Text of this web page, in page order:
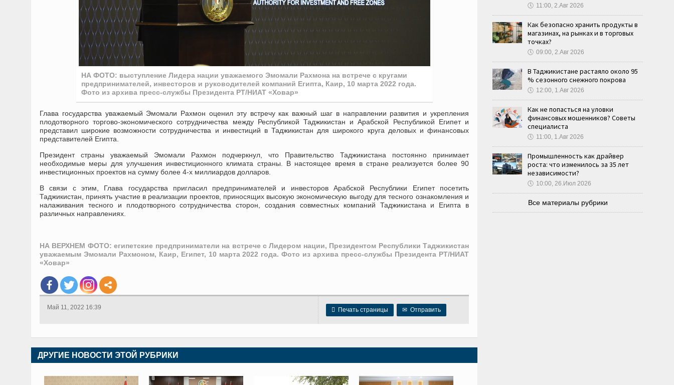
НА ФОТО: выступление Лидера нации уважаемого Эмомали Рахмона на встрече с кругами
предпринимателей, инвесторов и руководителей компаний Египта, Каир, 10 марта 2022 года.
Фото из архива пресс-службы Президента РТ/НИАТ «Ховар»
Глава государства уважаемый Эмомали Рахмон оценил эту встречу как важный шаг в направлении развития и укрепления
плодотворного торгово-экономического сотрудничества между Республикой Таджикистан и Арабской Республикой Египет и
представил широкие возможности сотрудничества и инвестиций в Таджикистан для широкого круга деловых и финансовых
представителей Египта.
Президент страны уважаемый Эмомали Рахмон подчеркнул, что Правительство Таджикистана постоянно принимает
необходимые меры для улучшения инвестиционного климата страны. В настоящее время в стране реализуется более 90
инвестиционных проектов на сумму более 4-х миллиардов долларов.
В связи с этим, Глава государства пригласил предпринимателей и инвесторов Арабской Республики Египет посетить
Таджикистан, принять участие в реализации проектов, приносящих высокую экономическую выгоду для тесного ознакомления и
налаживания тесного и плодотворного сотрудничества сторон, создания совместных компаний Таджикистана и Египта в
различных направлениях.
НА ВЕРХНЕМ ФОТО: египетские предприниматели на встрече с Лидером нации, Президентом Республики Таджикистан
уважаемым Эмомали Рахмоном, Каир, Египет, 10 марта 2022 года. Фото из архива пресс-службы Президента РТ/НИАТ
«Ховар»
 Печать страницы ✉ Отправить
Май 11, 2022 16:39
ДРУГИЕ НОВОСТИ ЭТОЙ РУБРИКИ
🕔 11:00, 2.Авг 2026
Как безопасно хранить продукты в
магазинах, на рынках и в торговых
точках?
🕔 09:00, 2.Авг 2026
В Таджикистане растаяло около 95
% сезонного снежного покрова
🕔 12:00, 1.Авг 2026
Как не попасться на уловки
финансовых мошенников? Советы
специалиста
🕔 11:00, 1.Авг 2026
Промышленность как драйвер
роста: что изменилось за 35 лет
независимости?
🕔 10:00, 26.Июл 2026
Все материалы рубрики